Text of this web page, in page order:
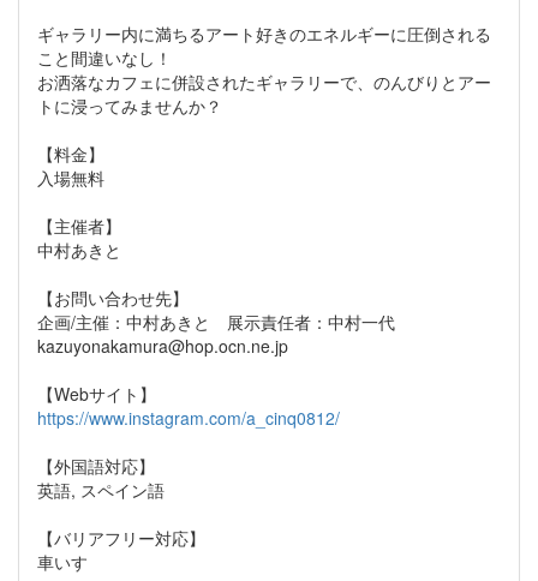
ギャラリー内に満ちるアート好きのエネルギーに圧倒される
こと間違いなし！
お洒落なカフェに併設されたギャラリーで、のんびりとアー
トに浸ってみませんか？
【料金】
入場無料
【主催者】
中村あきと
【お問い合わせ先】
企画/主催：中村あきと 展示責任者：中村一代
kazuyonakamura@hop.ocn.ne.jp
【Webサイト】
https://www.instagram.com/a_cinq0812/
【外国語対応】
英語, スペイン語
【バリアフリー対応】
車いす